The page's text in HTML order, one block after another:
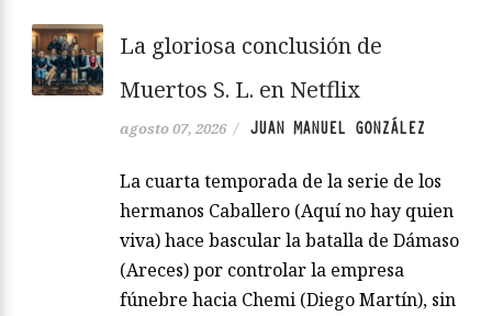
La gloriosa conclusión de
Muertos S. L. en Netflix
agosto 07, 2026 / JUAN MANUEL GONZÁLEZ
La cuarta temporada de la serie de los
hermanos Caballero (Aquí no hay quien
viva) hace bascular la batalla de Dámaso
(Areces) por controlar la empresa
fúnebre hacia Chemi (Diego Martín), sin